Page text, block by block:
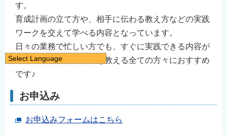
す。
育成計画の立て方や、相手に伝わる教え方などの実践
ワークを交えて学べる内容となっています。
日々の業務で忙しい方でも、すぐに実践できる内容が
多いため、現場で仕事を教える全ての方々におすすめ
です♪
お申込み
お申込みフォームはこちら
Select Language
日本語
简体中文
繁體中文